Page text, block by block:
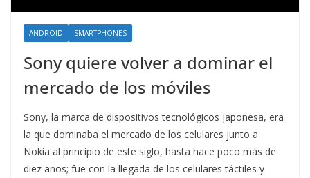
ANDROID SMARTPHONES
Sony quiere volver a dominar el
mercado de los móviles
Sony, la marca de dispositivos tecnológicos japonesa, era
la que dominaba el mercado de los celulares junto a
Nokia al principio de este siglo, hasta hace poco más de
diez años; fue con la llegada de los celulares táctiles y